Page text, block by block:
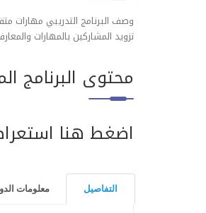
وصف البرنامج التدريبي مهارات
تزويد المشاركين بالمهارات
محتوى البرنامج
اضغط هنا
التفاصيل معلومات